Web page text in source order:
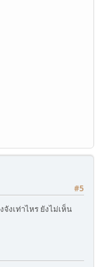
#5
งเท่าไหร ยังไม่เห็น